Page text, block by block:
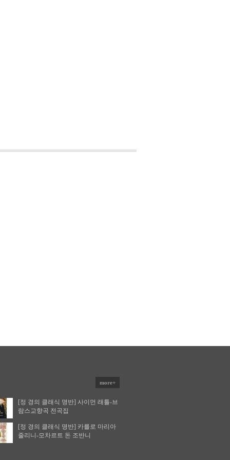
more+
[정 경의 클래식 명반] 사이먼 래틀-브
람스교향곡 전곡집
[정 경의 클래식 명반] 카를로 마리아
줄리니-모차르트 돈 조반니